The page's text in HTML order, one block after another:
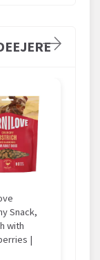
Snack,
with
|